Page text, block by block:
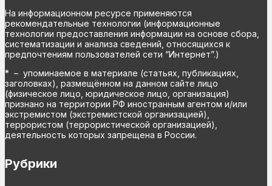
На информационном ресурсе применяются
рекомендательные технологии (информационные
технологии предоставления информации на основе сбора,
систематизации и анализа сведений, относящихся к
предпочтениям пользователей сети “Интернет”.)
* – упоминаемое в материале (статьях, публикациях,
заголовках), размещённом на данном сайте лицо
(физическое лицо, юридическое лицо, организация)
признано на территории РФ иностранным агентом и/или
экстремистом (экстремистской организацией),
террористом (террористической организацией),
деятельность которых запрещена в России.
Рубрики